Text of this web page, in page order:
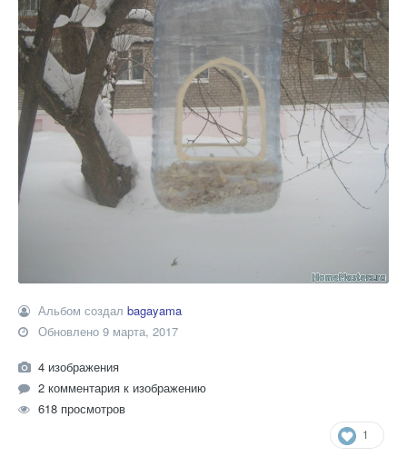
Альбом создалbagayama
Обновлено9 марта, 2017
4 изображения
2 комментария к изображению
618 просмотров
1